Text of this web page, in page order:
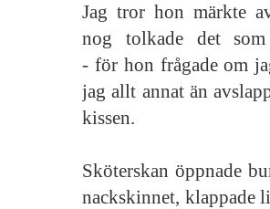
Jag tror hon märkte
nog tolkade det som
- för hon frågade om
jag allt annat än
kissen.
Sköterskan öppnade
nackskinnet, klappade